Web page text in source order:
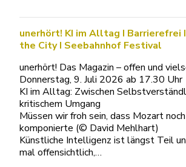
unerhört! KI im Alltag I Barrierefrei
the City I Seebahnhof Festival
unerhört! Das Magazin – offen und
Donnerstag, 9. Juli 2026 ab 17.30 Uhr
KI im Alltag: Zwischen
kritischem Umgang
Müssen wir froh sein, dass Mozart
komponierte (© David Mehlhart)
Künstliche Intelligenz ist längst Teil
mal offensichtlich,…